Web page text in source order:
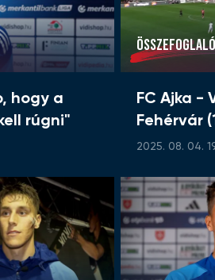
hogy a
rúgni"
ÖSSZEFOGLALÓ
FC Ajka -
Fehérvár
2025. 08. 04.